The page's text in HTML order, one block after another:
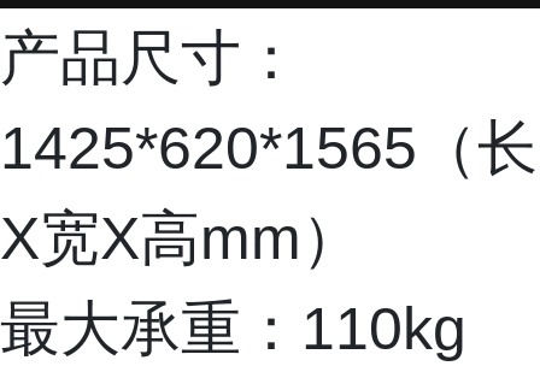
产品尺寸：
1425*620*1565（长
X宽X高mm）
最大承重：110kg